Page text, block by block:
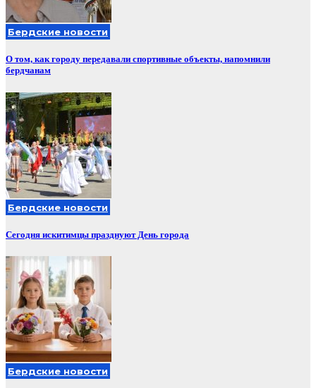
Бердские новости
О том, как городу передавали спортивные объекты, напомнили
бердчанам
Бердские новости
Сегодня искитимцы празднуют День города
Бердские новости